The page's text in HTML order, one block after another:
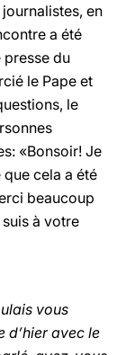
en
a été
du
le Pape et
le
«Bonsoir! Je
cela a été
beaucoup
à votre
vous
d’hier avec le